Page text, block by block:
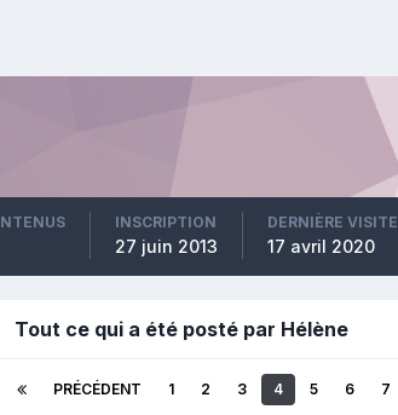
INSCRIPTION
27 juin 2013
DERNIÈRE VISITE
17 avril 2020
Tout ce qui a été posté par Hélène
PRÉCÉDENT 1 2 3 4 5 6 7